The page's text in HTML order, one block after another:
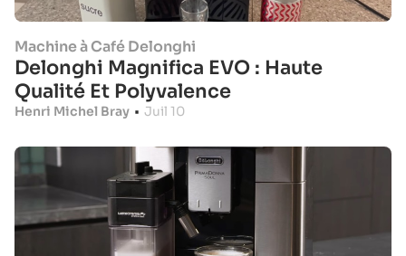
Machine à Café Delonghi
Delonghi Magnifica EVO : Haute
Qualité Et Polyvalence
Henri Michel Bray • Juil 10